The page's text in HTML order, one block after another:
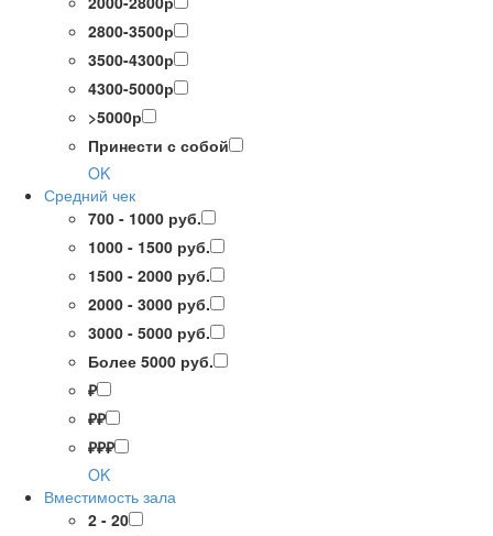
2800-3500р
3500-4300р
4300-5000р
>5000р
Принести с собой
OK
Средний чек
700 - 1000 руб.
1000 - 1500 руб.
1500 - 2000 руб.
2000 - 3000 руб.
3000 - 5000 руб.
Более 5000 руб.
₽
₽₽
₽₽₽
OK
Вместимость зала
2 - 20